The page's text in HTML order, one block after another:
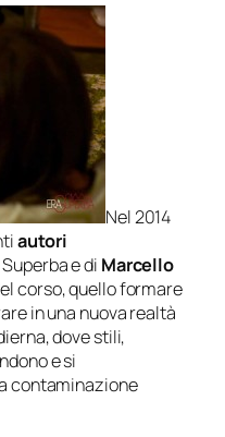
Nel 2014
autori
e di Marcello
corso, quello formare
in una nuova realtà
dove stili,
e si
contaminazione